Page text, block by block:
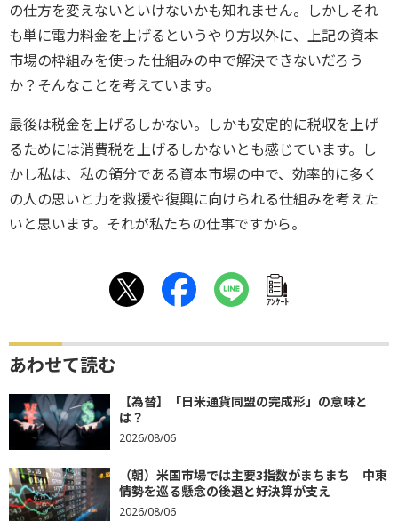
の仕方を変えないといけないかも知れません。しかしそれ
も単に電力料金を上げるというやり方以外に、上記の資本
市場の枠組みを使った仕組みの中で解決できないだろう
か？そんなことを考えています。
最後は税金を上げるしかない。しかも安定的に税収を上げ
るためには消費税を上げるしかないとも感じています。し
かし私は、私の領分である資本市場の中で、効率的に多く
の人の思いと力を救援や復興に向けられる仕組みを考えた
いと思います。それが私たちの仕事ですから。
ｱﾝｹｰﾄ
あわせて読む
【為替】「日米通貨同盟の完成形」の意味と
は？
2026/08/06
（朝）米国市場では主要3指数がまちまち 中東
情勢を巡る懸念の後退と好決算が支え
2026/08/06